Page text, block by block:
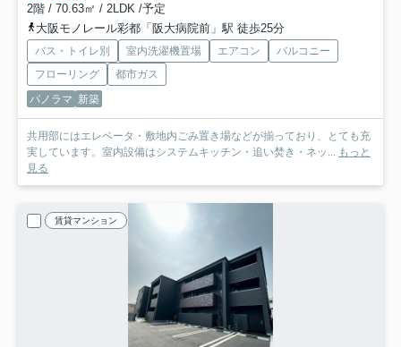
2階 / 70.63㎡ / 2LDK /予定
大阪モノレール彩都「阪大病院前」駅 徒歩25分
バス・トイレ別 室内洗濯機置場 エアコン
バルコニー
フローリング
都市ガス
パノラマ 新築
共用部にはエレベータ・敷地内ごみ置き場などが揃っており、とても充
実しています。室内設備はシステムキッチン・追い焚き・ネッ... もっと
見る
賃貸マンション